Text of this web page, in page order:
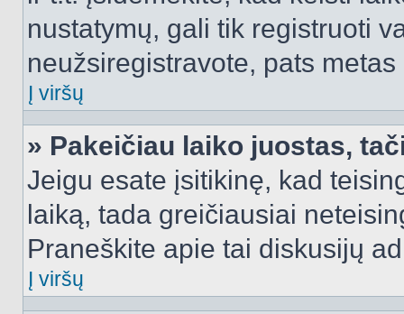
nustatymų, gali tik registruoti
neužsiregistravote, pats
Į viršų
» Pakeičiau laiko juostas,
Jeigu esate įsitikinę, kad
laiką, tada greičiausiai
Praneškite apie tai diskusijų
Į viršų